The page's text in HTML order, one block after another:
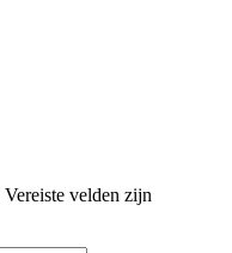
Vereiste velden zijn